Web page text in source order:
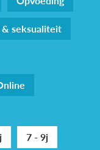
& seksualiteit
7 - 9j